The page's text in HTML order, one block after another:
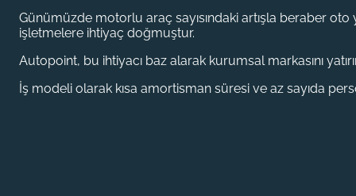
Günümüzde motorlu araç sayısındaki artışla beraber
işletmelere ihtiyaç doğmuştur.
Autopoint, bu ihtiyacı baz alarak kurumsal markasını
İş modeli olarak kısa amortisman süresi ve az sayıda